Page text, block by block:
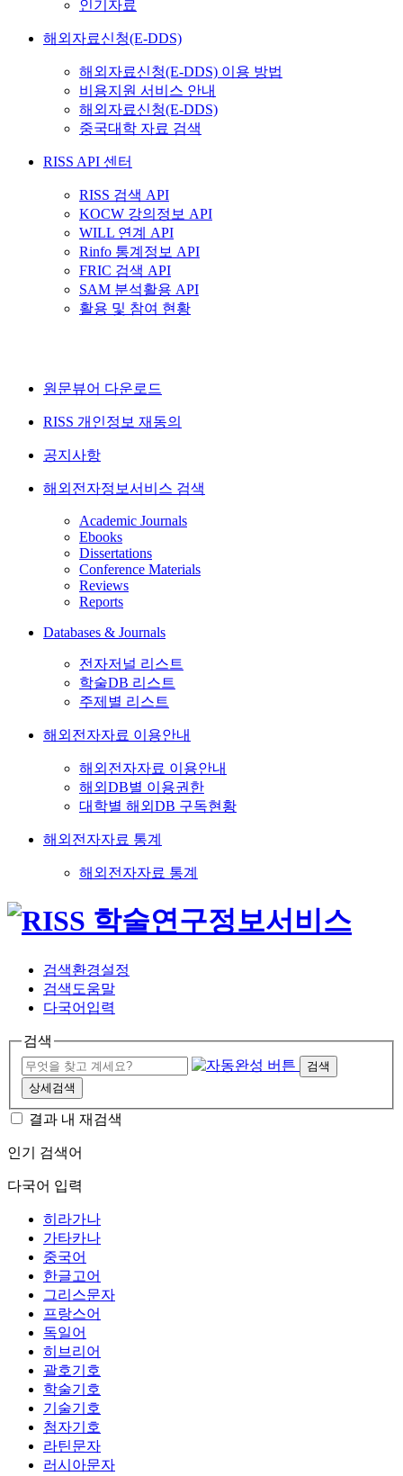
인기자료
해외자료신청(E-DDS)
해외자료신청(E-DDS) 이용 방법
비용지원 서비스 안내
해외자료신청(E-DDS)
중국대학 자료 검색
RISS API 센터
RISS 검색 API
KOCW 강의정보 API
WILL 연계 API
Rinfo 통계정보 API
FRIC 검색 API
SAM 분석활용 API
활용 및 참여 현황
원문뷰어 다운로드
RISS 개인정보 재동의
공지사항
해외전자정보서비스 검색
Academic Journals
Ebooks
Dissertations
Conference Materials
Reviews
Reports
Databases & Journals
전자저널 리스트
학술DB 리스트
주제별 리스트
해외전자자료 이용안내
해외전자자료 이용안내
해외DB별 이용권한
대학별 해외DB 구독현황
해외전자자료 통계
해외전자자료 통계
검색환경설정
검색도움말
다국어입력
검색
검색
상세검색
결과 내 재검색
인기 검색어
다국어 입력
히라가나
가타카나
중국어
한글고어
그리스문자
프랑스어
독일어
히브리어
괄호기호
학술기호
기술기호
첨자기호
라틴문자
러시아문자